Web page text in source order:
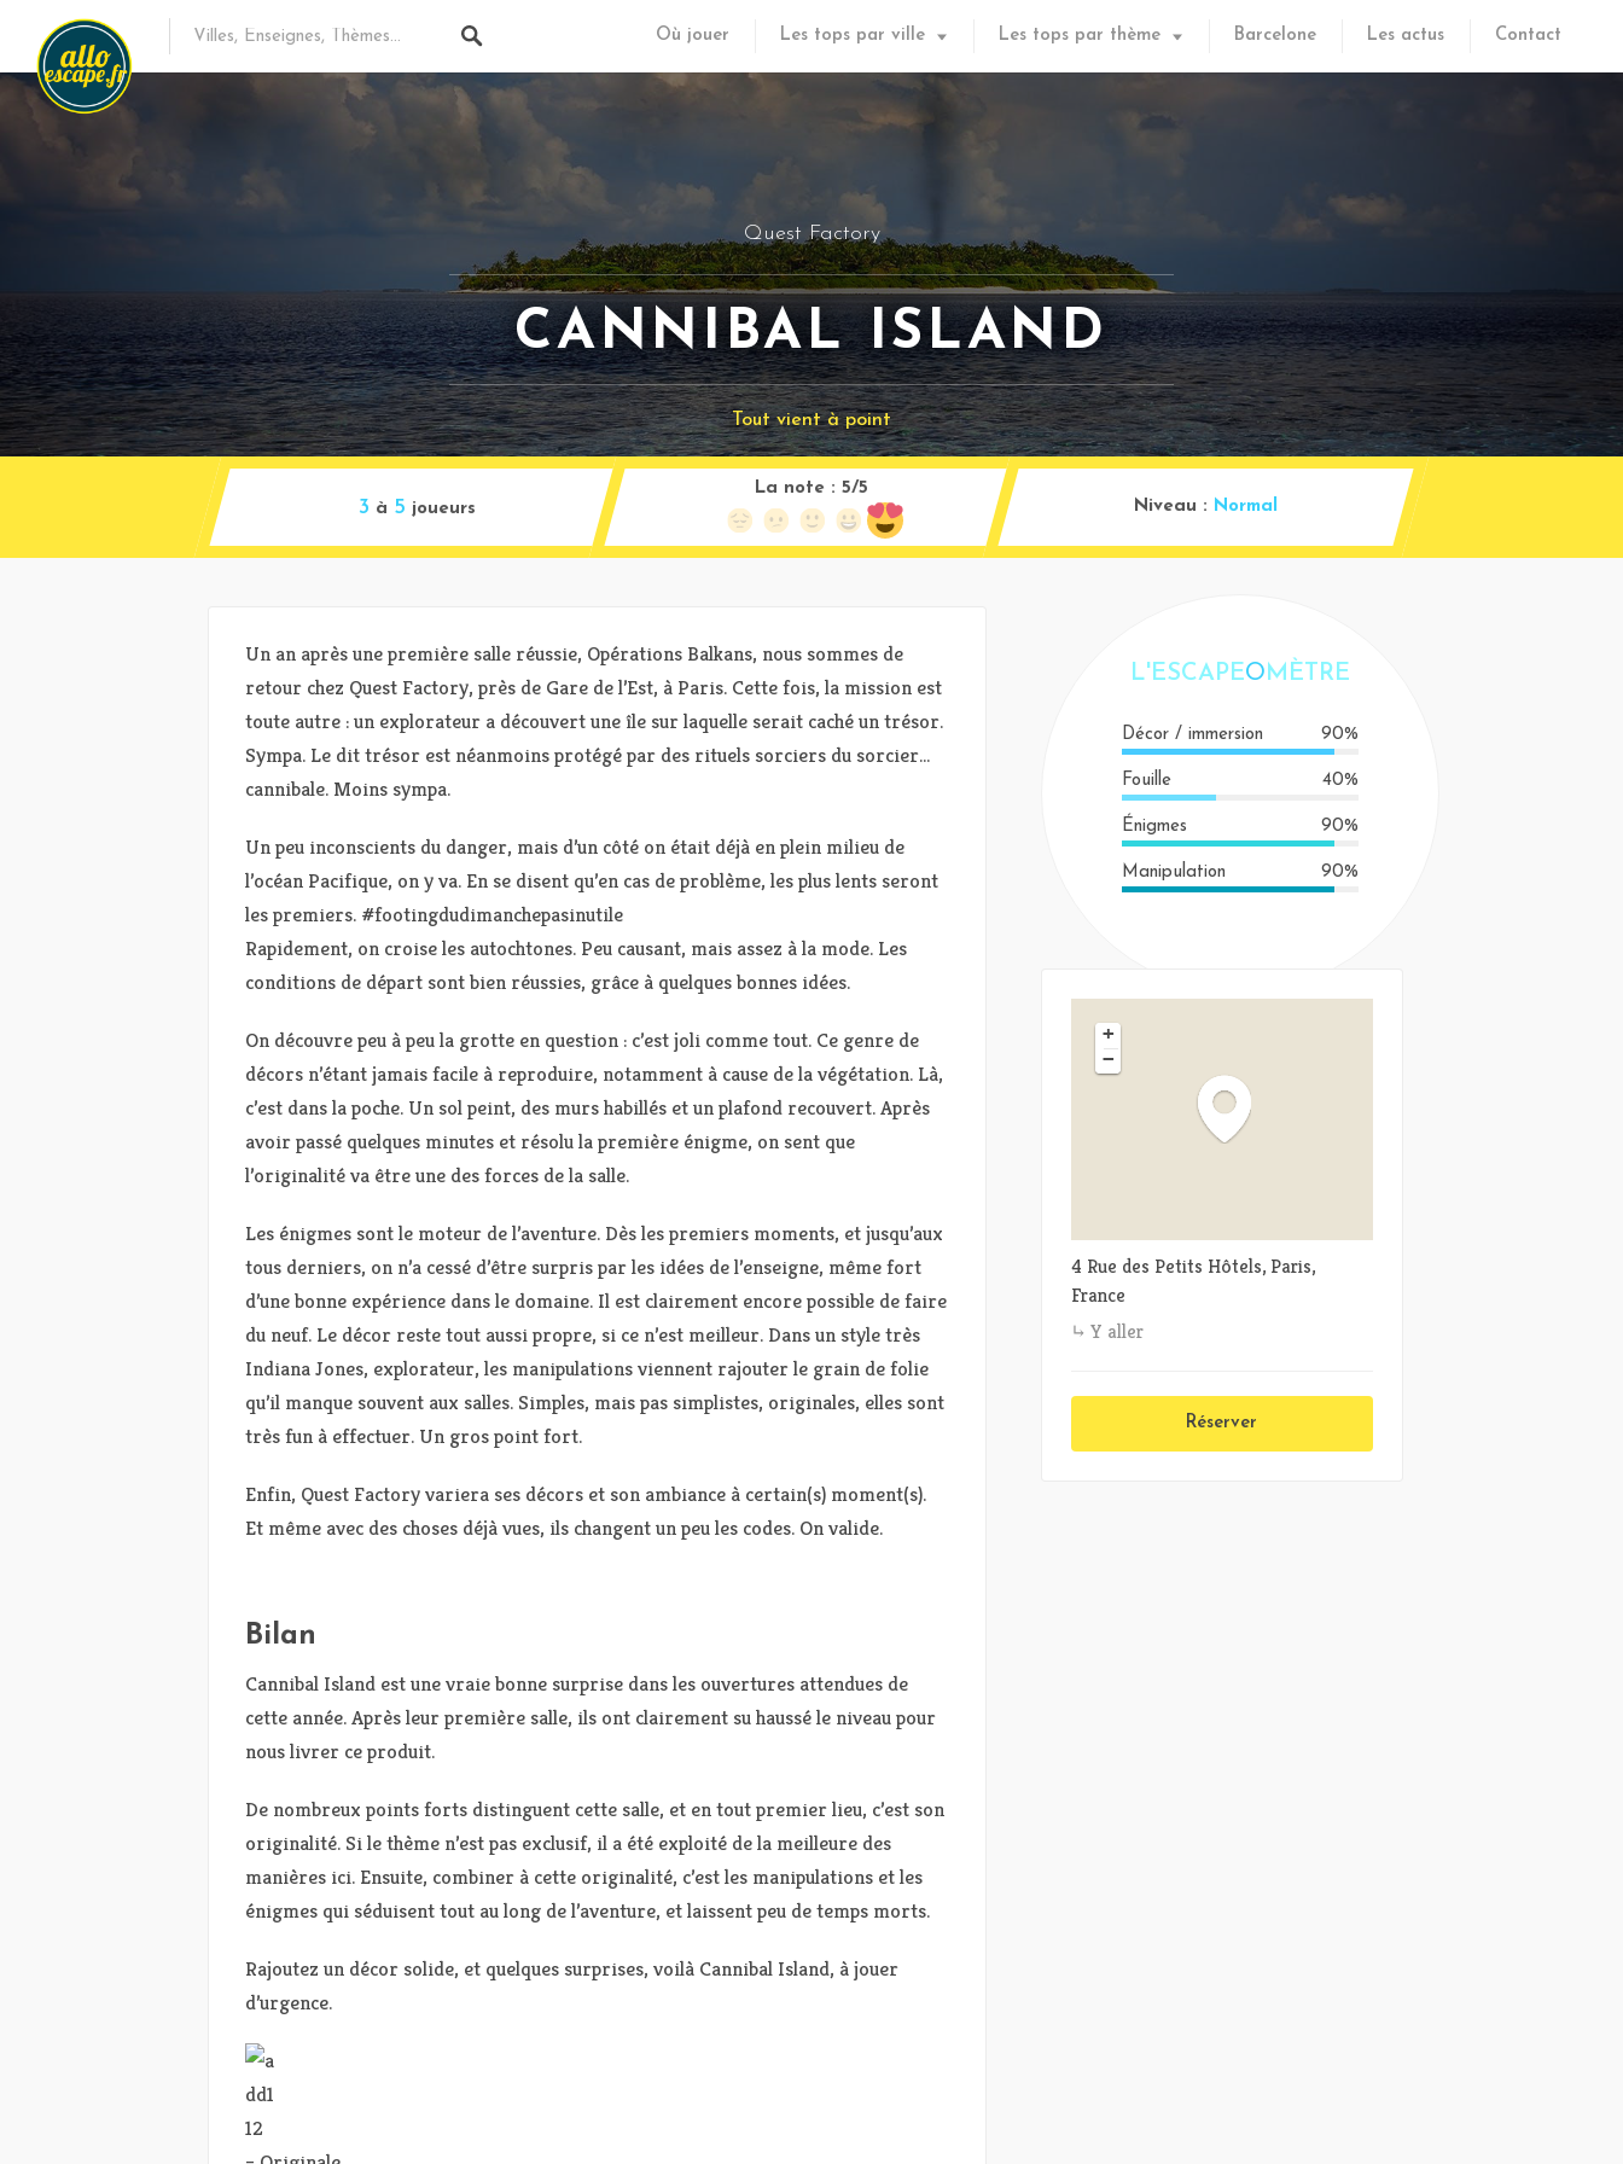
Où jouer Les tops par ville Les tops par thème Barcelone Les actus Contact
Quest Factory
CANNIBAL ISLAND
Tout vient à point
3 à 5 joueurs
La note : 5/5
Niveau : Normal
Un an après une première salle réussie, Opérations Balkans, nous sommes de
retour chez Quest Factory, près de Gare de l’Est, à Paris. Cette fois, la mission est
toute autre : un explorateur a découvert une île sur laquelle serait caché un trésor.
Sympa. Le dit trésor est néanmoins protégé par des rituels sorciers du sorcier…
cannibale. Moins sympa.
Un peu inconscients du danger, mais d’un côté on était déjà en plein milieu de
l’océan Pacifique, on y va. En se disent qu’en cas de problème, les plus lents seront
les premiers. #footingdudimanchepasinutile
Rapidement, on croise les autochtones. Peu causant, mais assez à la mode. Les
conditions de départ sont bien réussies, grâce à quelques bonnes idées.
On découvre peu à peu la grotte en question : c’est joli comme tout. Ce genre de
décors n’étant jamais facile à reproduire, notamment à cause de la végétation. Là,
c’est dans la poche. Un sol peint, des murs habillés et un plafond recouvert. Après
avoir passé quelques minutes et résolu la première énigme, on sent que
l’originalité va être une des forces de la salle.
Les énigmes sont le moteur de l’aventure. Dès les premiers moments, et jusqu’aux
tous derniers, on n’a cessé d’être surpris par les idées de l’enseigne, même fort
d’une bonne expérience dans le domaine. Il est clairement encore possible de faire
du neuf. Le décor reste tout aussi propre, si ce n’est meilleur. Dans un style très
Indiana Jones, explorateur, les manipulations viennent rajouter le grain de folie
qu’il manque souvent aux salles. Simples, mais pas simplistes, originales, elles sont
très fun à effectuer. Un gros point fort.
Enfin, Quest Factory variera ses décors et son ambiance à certain(s) moment(s).
Et même avec des choses déjà vues, ils changent un peu les codes. On valide.
Bilan
Cannibal Island est une vraie bonne surprise dans les ouvertures attendues de
cette année. Après leur première salle, ils ont clairement su haussé le niveau pour
nous livrer ce produit.
De nombreux points forts distinguent cette salle, et en tout premier lieu, c’est son
originalité. Si le thème n’est pas exclusif, il a été exploité de la meilleure des
manières ici. Ensuite, combiner à cette originalité, c’est les manipulations et les
énigmes qui séduisent tout au long de l’aventure, et laissent peu de temps morts.
Rajoutez un décor solide, et quelques surprises, voilà Cannibal Island, à jouer
d’urgence.
L'ESCAPEOMÈTRE
Décor / immersion 90%
Fouille 40%
Énigmes 90%
Manipulation 90%
+
−
4 Rue des Petits Hôtels, Paris,
France
Y aller
Réserver